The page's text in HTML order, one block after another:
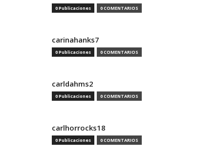
0 Publicaciones 0 COMENTARIOS
carinahanks7
0 Publicaciones 0 COMENTARIOS
carldahms2
0 Publicaciones 0 COMENTARIOS
carlhorrocks18
0 Publicaciones 0 COMENTARIOS